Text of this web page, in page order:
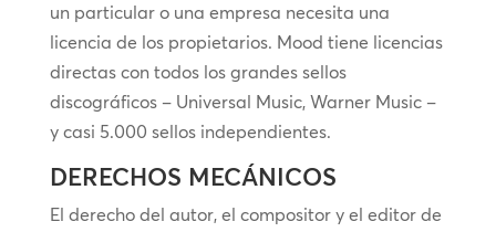
un particular o una empresa necesita una
licencia de los propietarios. Mood tiene licencias
directas con todos los grandes sellos
discográficos – Universal Music, Warner Music –
y casi 5.000 sellos independientes.
DERECHOS MECÁNICOS
El derecho del autor, el compositor y el editor de